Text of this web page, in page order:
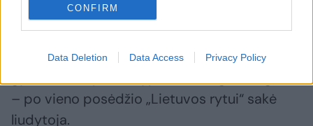
CONFIRM
Data Deletion Data Access Privacy Policy
„Kartais teisme jaučiausi lyg terariume su
– po vieno posėdžio „Lietuvos rytui“ sakė
liudytoja.